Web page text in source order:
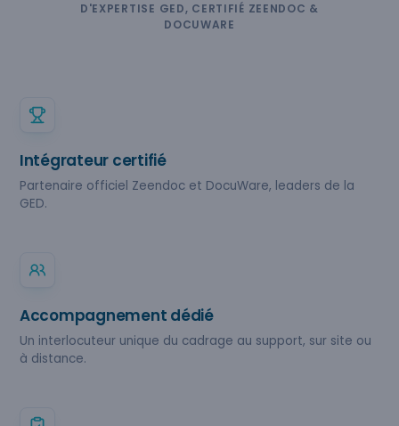
D'EXPERTISE GED, CERTIFIÉ ZEENDOC &
DOCUWARE
Intégrateur certifié
Partenaire officiel Zeendoc et DocuWare, leaders de la
GED.
Accompagnement dédié
Un interlocuteur unique du cadrage au support, sur site ou
à distance.